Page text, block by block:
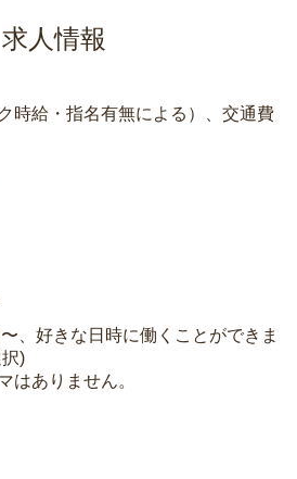
求人情報
ク時給・指名有無による）、交通費
、好きな日時に働くことができま
)
はありません。